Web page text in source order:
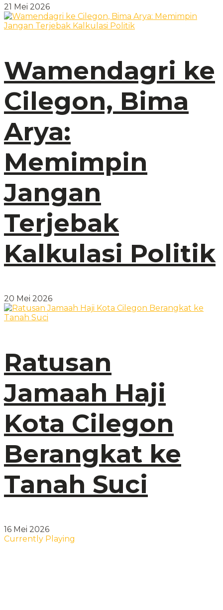
21 Mei 2026
Wamendagri ke
Cilegon, Bima
Arya:
Memimpin
Jangan
Terjebak
Kalkulasi Politik
20 Mei 2026
Ratusan
Jamaah Haji
Kota Cilegon
Berangkat ke
Tanah Suci
16 Mei 2026
Currently Playing